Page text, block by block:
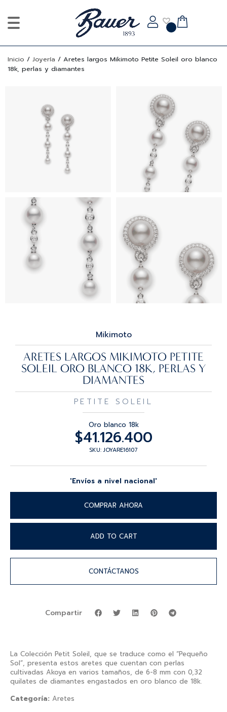
Inicio / Joyería / Aretes largos Mikimoto Petite Soleil oro blanco
18k, perlas y diamantes
Mikimoto
ARETES LARGOS MIKIMOTO PETITE
SOLEIL ORO BLANCO 18K, PERLAS Y
DIAMANTES
PETITE SOLEIL
Oro blanco 18k
$41.126.400
SKU: JOYARE16107
'Envíos a nivel nacional'
COMPRAR AHORA
ADD TO CART
CONTÁCTANOS
Compartir
La Colección Petit Soleil, que se traduce como el “Pequeño
Sol”, presenta estos aretes que cuentan con perlas
cultivadas Akoya en varios tamaños, de 6-8 mm con 0,32
quilates de diamantes engastados en oro blanco de 18k.
Categoría: Aretes